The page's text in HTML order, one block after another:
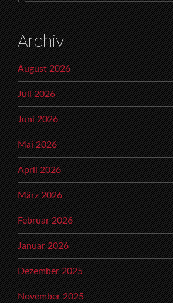
Archiv
August 2026
Juli 2026
Juni 2026
Mai 2026
April 2026
März 2026
Februar 2026
Januar 2026
Dezember 2025
November 2025